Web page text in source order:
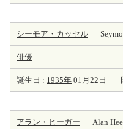
シーモア・カッセル
俳優
誕生日 : 1935年 01月22日
アラン・ヒーガー Alan